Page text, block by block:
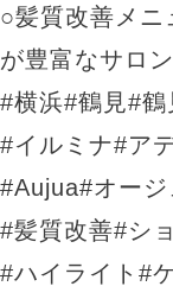
○髪質改善メニ
が豊富なサロン
#横浜#鶴見#
#イルミナ#ア
#Aujua#オージ
#髪質改善#シ
#ハイライト#